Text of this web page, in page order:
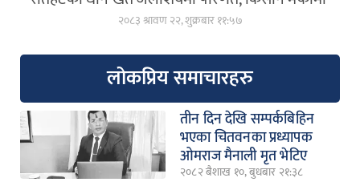
२०८३ श्रावण २२, शुक्रबार ११:५७
लोकप्रिय समाचारहरु
तीन दिन देखि सम्पर्कबिहिन
भएका चितवनका प्रध्यापक
ओमराज मैनाली मृत भेटिए
२०८२ बैशाख १०, बुधबार २१:३८